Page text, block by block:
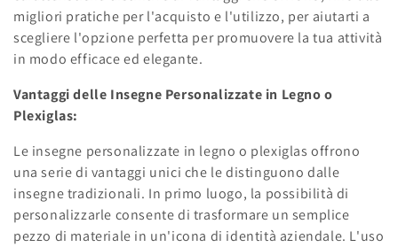
n
:
migliori pratiche per l'acquisto e l'utilizzo, per aiutarti a
scegliere l'opzione perfetta per promuovere la tua attività
in modo efficace ed elegante.
Vantaggi delle Insegne Personalizzate in Legno o
Plexiglas:
Le insegne personalizzate in legno o plexiglas offrono
una serie di vantaggi unici che le distinguono dalle
insegne tradizionali. In primo luogo, la possibilità di
personalizzarle consente di trasformare un semplice
pezzo di materiale in un'icona di identità aziendale. L'uso